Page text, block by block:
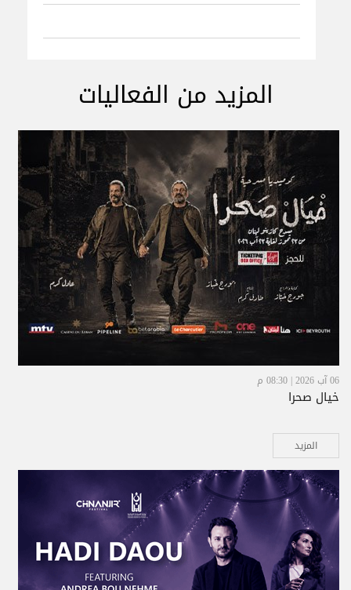
المزيد من الفعاليات
06 آب 2026 | 08:30 م
خيال صحرا
المزيد